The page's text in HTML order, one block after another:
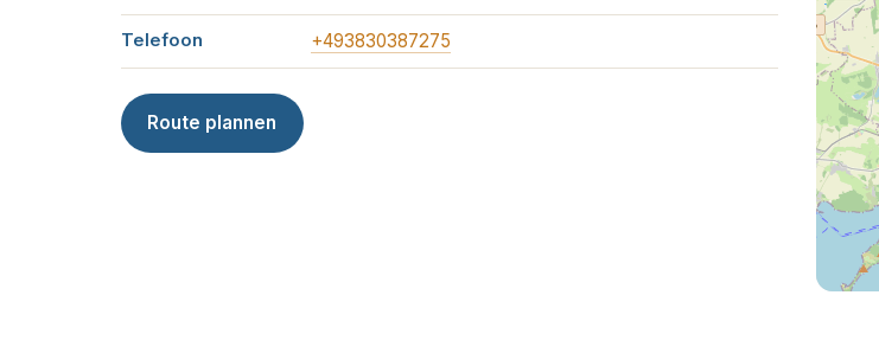
Telefoon +493830387275
Route plannen